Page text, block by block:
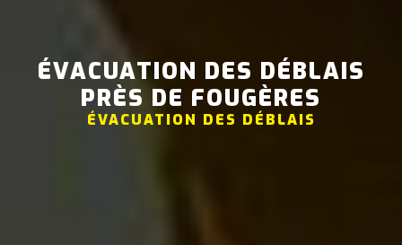
ÉVACUATION DES DÉBLAIS
PRÈS DE FOUGÈRES
ÉVACUATION DES DÉBLAIS